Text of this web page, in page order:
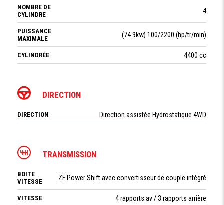
NOMBRE DE
CYLINDRE
4
PUISSANCE
MAXIMALE
(74.9kw) 100/2200 (hp/tr/min)
CYLINDRÉE 4400 cc
DIRECTION
DIRECTION Direction assistée Hydrostatique 4WD
TRANSMISSION
BOITE
VITESSE
ZF Power Shift avec convertisseur de couple intégré
VITESSE 4 rapports av / 3 rapports arrière